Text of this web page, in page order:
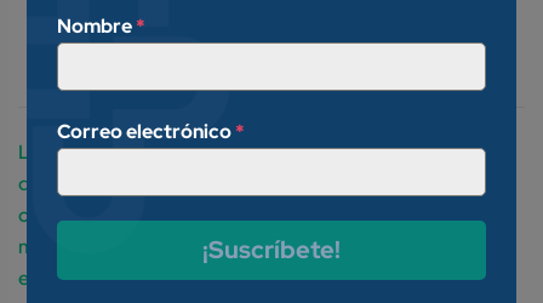
Las esponjas de gasa son suministros médicos
desechables que se usan comúnmente en medicina y
cirugía; se usan para absorber sangre y otros líquidos a
medida que se mueven verticalmente para extraer
exudados de las heridas.
Nombre*
Correo electrónico*
¡Suscríbete!